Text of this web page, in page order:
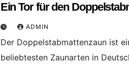
Ein Tor für den
ADMIN
Der Doppelstabmattenzaun ist
beliebtesten Zaunarten in